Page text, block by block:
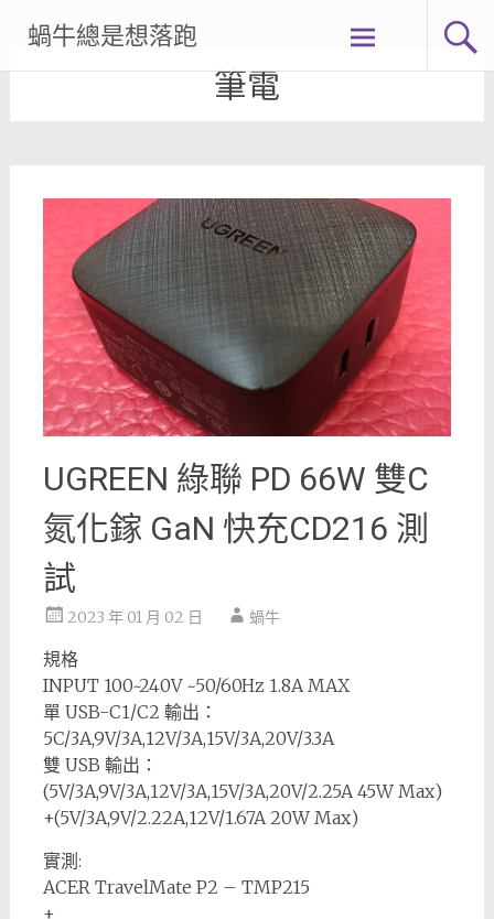
content
蝸牛總是想落跑
筆電
UGREEN 綠聯 PD 66W 雙C
氮化鎵 GaN 快充CD216 測
試
2023 年 01 月 02 日 蝸牛
規格
INPUT 100~240V ~50/60Hz 1.8A MAX
單 USB-C1/C2 輸出：
5C/3A,9V/3A,12V/3A,15V/3A,20V/3.3A
雙 USB 輸出：
(5V/3A,9V/3A,12V/3A,15V/3A,20V/2.25A 45W Max)
+(5V/3A,9V/2.22A,12V/1.67A 20W Max)
實測:
ACER TravelMate P2 – TMP215
+